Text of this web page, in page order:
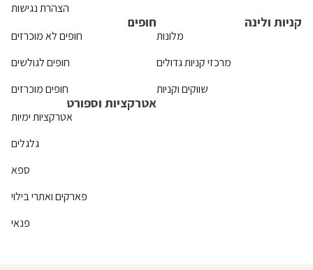
הצהרת נגישות
חופים
חופים לא מוכרזים
חופים לגולשים
חופים מוכרזים
קניות ולינה
מלונות
מרכזי קניות גדולים
שווקים וקניות
אטרקציות וספורט
אטרקציות ימיות
גלגלים
ספא
פארקים ואתרי בילוי
פנאי